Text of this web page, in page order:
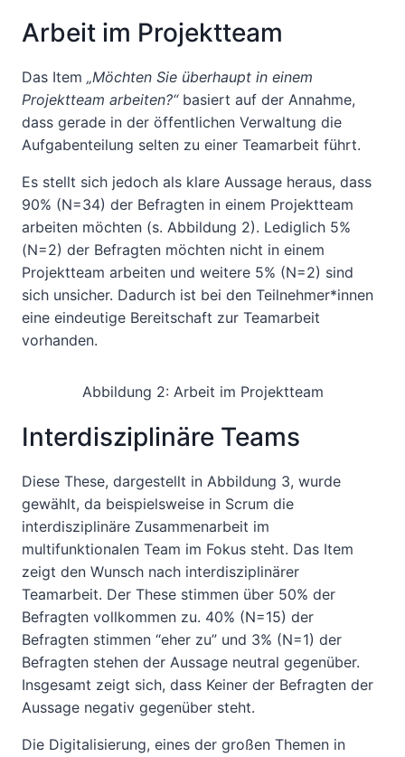
Arbeit im Projektteam
Das Item „Möchten Sie überhaupt in einem
Projektteam arbeiten?“ basiert auf der Annahme,
dass gerade in der öffentlichen Verwaltung die
Aufgabenteilung selten zu einer Teamarbeit führt.
Es stellt sich jedoch als klare Aussage heraus, dass
90% (N=34) der Befragten in einem Projektteam
arbeiten möchten (s. Abbildung 2). Lediglich 5%
(N=2) der Befragten möchten nicht in einem
Projektteam arbeiten und weitere 5% (N=2) sind
sich unsicher. Dadurch ist bei den Teilnehmer*innen
eine eindeutige Bereitschaft zur Teamarbeit
vorhanden.
Abbildung 2: Arbeit im Projektteam
Interdisziplinäre Teams
Diese These, dargestellt in Abbildung 3, wurde
gewählt, da beispielsweise in Scrum die
interdisziplinäre Zusammenarbeit im
multifunktionalen Team im Fokus steht. Das Item
zeigt den Wunsch nach interdisziplinärer
Teamarbeit. Der These stimmen über 50% der
Befragten vollkommen zu. 40% (N=15) der
Befragten stimmen “eher zu” und 3% (N=1) der
Befragten stehen der Aussage neutral gegenüber.
Insgesamt zeigt sich, dass Keiner der Befragten der
Aussage negativ gegenüber steht.
Die Digitalisierung, eines der großen Themen in